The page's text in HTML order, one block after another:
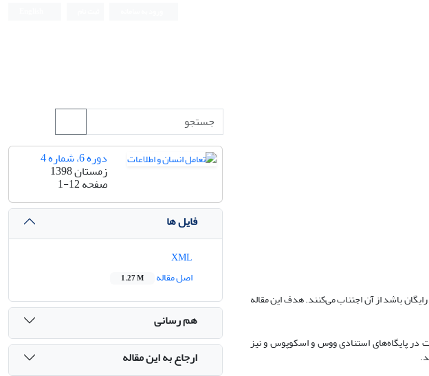
باشد از آن اجتناب می‌کنند. هدف این مقاله
در پایگاه‌های استنادی ووس و اسکوپوسو نیز
دوره 6، شماره 4
زمستان 1398
صفحه1-12
فایل ها
اصل مقاله
1.27 M
هم رسانی
ارجاع به این مقاله